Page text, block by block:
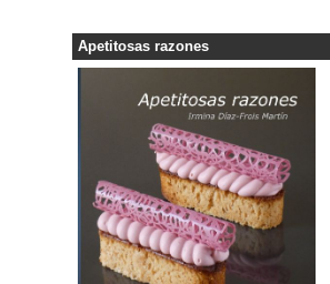
Apetitosas razones